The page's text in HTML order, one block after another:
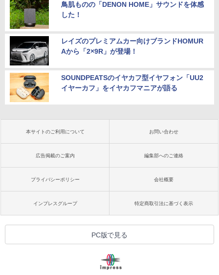
鳥肌ものの「DENON HOME」サウンドを体感
した！
レイズのプレミアムカー向けブランドHOMUR
Aから「2×9R」が登場！
SOUNDPEATSのイヤカフ型イヤフォン「UU2
イヤーカフ」をイヤカフマニアが語る
本サイトのご利用について お問い合わせ
広告掲載のご案内 編集部へのご連絡
プライバシーポリシー 会社概要
インプレスグループ 特定商取引法に基づく表示
PC版で見る